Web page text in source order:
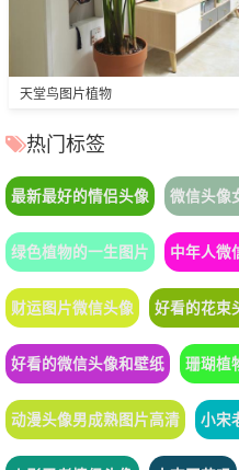
天堂鸟图片植物
热门标签
最新最好的情侣头像 微信头像
绿色植物的一生图片 中年人微
财运图片微信头像 好看的花束
好看的微信头像和壁纸 珊瑚植
动漫头像男成熟图片高清 小宋